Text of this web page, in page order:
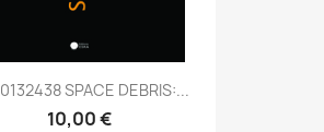
SPACE DEBRIS:...
10,00 €